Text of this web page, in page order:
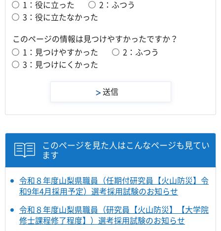
1：役に立った
2：ふつう
3：役に立たなかった
このページの情報は見つけやすかったですか？
1：見つけやすかった
2：ふつう
3：見つけにくかった
このページを見た人はこんなページも見てい
ます
令和８年度山梨県職員（任期付研究員【火山防災】令
和9年4月採用予定）選考採用試験のお知らせ
令和８年度山梨県職員（研究員【火山防災】【大学院
修士課程修了程度】）選考採用試験のお知らせ